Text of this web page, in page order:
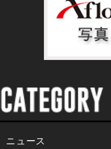
ニュース